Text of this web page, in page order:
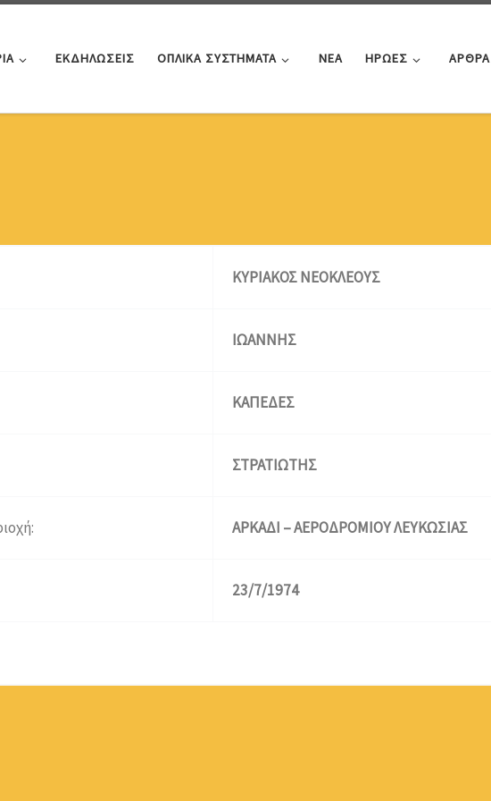
ΕΚΔΗΛΩΣΕΙΣ ΟΠΛΙΚΑ ΣΥΣΤΗΜΑΤΑ ΝΕΑ ΗΡΩΕΣ ΑΡΘΡΑ
ΚΥΡΙΑΚΟΣ ΝΕΟΚΛΕΟΥΣ
ΙΩΑΝΝΗΣ
ΚΑΠΕΔΕΣ
ΣΤΡΑΤΙΩΤΗΣ
ΑΡΚΑΔΙ – ΑΕΡΟΔΡΟΜΙΟΥ ΛΕΥΚΩΣΙΑΣ
23/7/1974